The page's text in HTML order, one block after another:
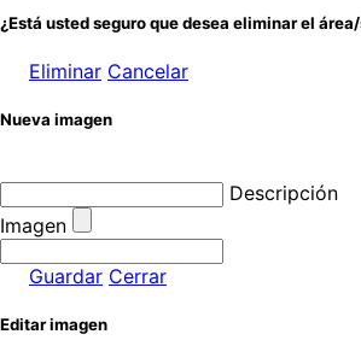
¿Está usted seguro que desea eliminar el
Eliminar Cancelar
Nueva imagen
Descripción
Imagen
Guardar Cerrar
Editar imagen